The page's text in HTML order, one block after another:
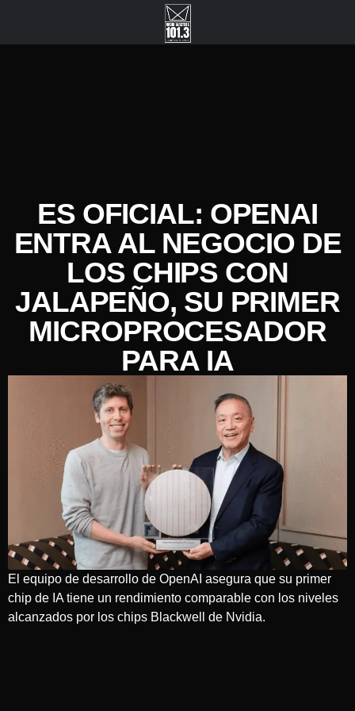
ES OFICIAL: OPENAI
ENTRA AL NEGOCIO DE
LOS CHIPS CON
JALAPEÑO, SU PRIMER
MICROPROCESADOR
PARA IA
El equipo de desarrollo de OpenAI asegura que su primer
chip de IA tiene un rendimiento comparable con los niveles
alcanzados por los chips Blackwell de Nvidia.